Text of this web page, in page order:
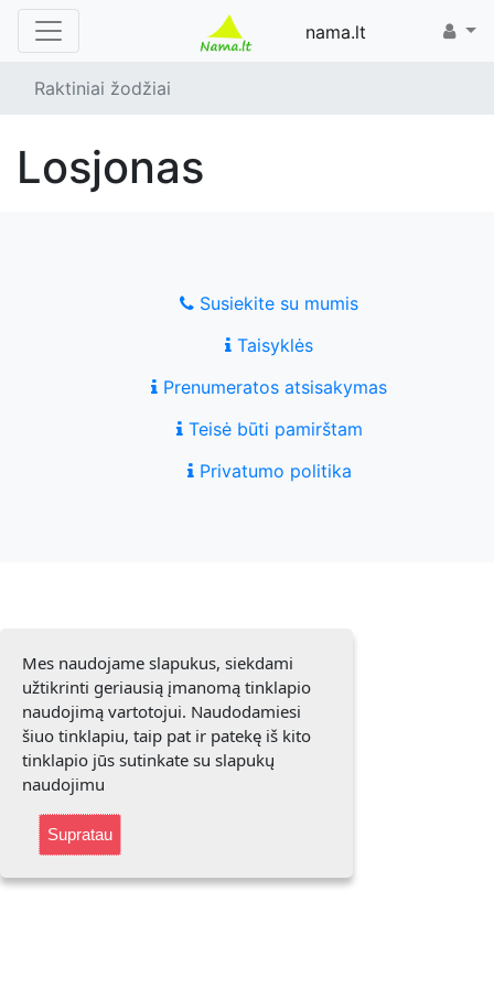
nama.lt
Raktiniai žodžiai
losjonas
Susiekite su mumis
Taisyklės
Prenumeratos atsisakymas
Teisė būti pamirštam
Privatumo politika
Mes naudojame slapukus, siekdami
užtikrinti geriausią įmanomą tinklapio
naudojimą vartotojui. Naudodamiesi
šiuo tinklapiu, taip pat ir patekę iš kito
tinklapio jūs sutinkate su slapukų
naudojimu
Supratau